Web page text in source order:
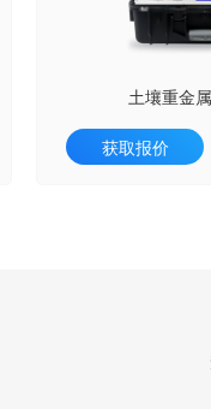
土壤重金
获取报价